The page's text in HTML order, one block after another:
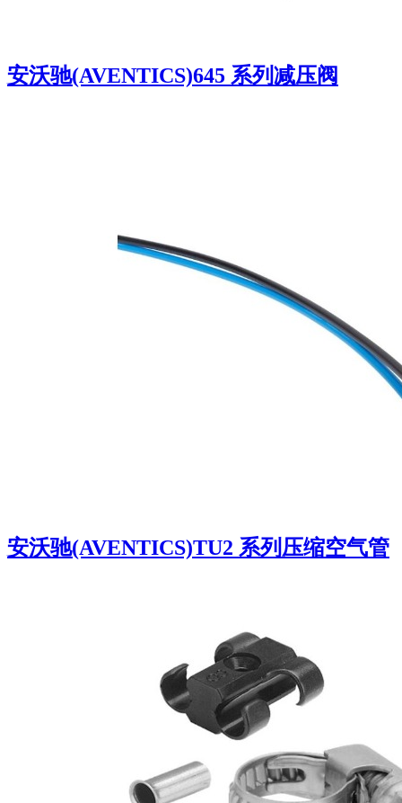
安沃驰(AVENTICS)645 系列减压阀
安沃驰(AVENTICS)TU2 系列压缩空气管